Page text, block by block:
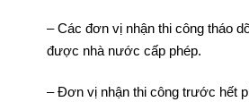
Hiện nay, giữa rất nhiều đơn vị
trình thi công tháo dỡ của mình
– Các đơn vị nhận thi công tháo